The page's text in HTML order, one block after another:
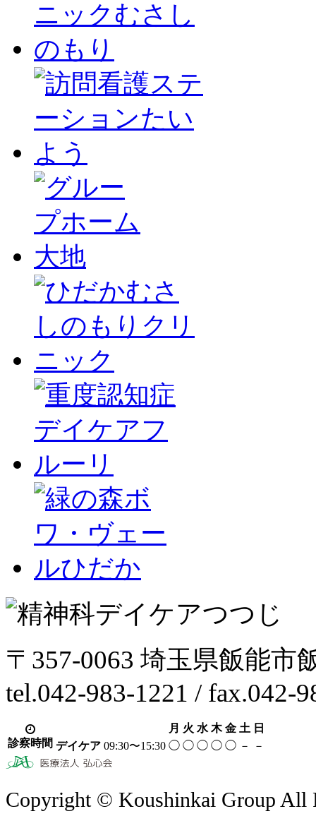
〒357-0063 埼玉県飯能市
tel.042-983-1221 / fax.042-
診察時間
月 火 水 木 金 土 日
デイケア 09:30〜15:30 ◯ ◯ ◯ ◯ ◯ － －
Copyright © Koushinkai Group All